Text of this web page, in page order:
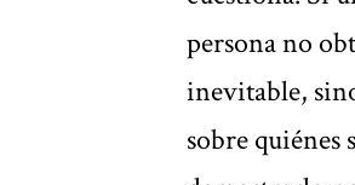
persona no
inevitable,
sobre quiénes